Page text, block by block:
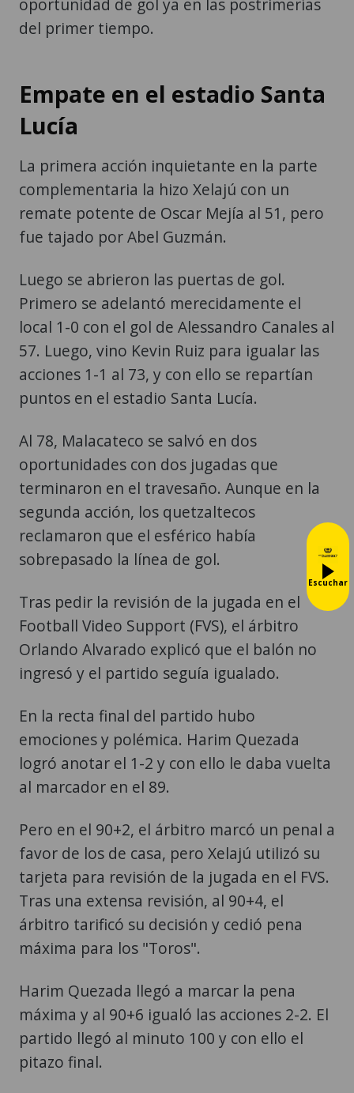
oportunidad de gol ya en las postrimerías
del primer tiempo.
Empate en el estadio Santa
Lucía
La primera acción inquietante en la parte
complementaria la hizo Xelajú con un
remate potente de Oscar Mejía al 51, pero
fue tajado por Abel Guzmán.
Luego se abrieron las puertas de gol.
Primero se adelantó merecidamente el
local 1-0 con el gol de Alessandro Canales al
57. Luego, vino Kevin Ruiz para igualar las
acciones 1-1 al 73, y con ello se repartían
puntos en el estadio Santa Lucía.
Al 78, Malacateco se salvó en dos
oportunidades con dos jugadas que
terminaron en el travesaño. Aunque en la
segunda acción, los quetzaltecos
reclamaron que el esférico había
sobrepasado la línea de gol.
Tras pedir la revisión de la jugada en el
Football Video Support (FVS), el árbitro
Orlando Alvarado explicó que el balón no
ingresó y el partido seguía igualado.
En la recta final del partido hubo
emociones y polémica. Harim Quezada
logró anotar el 1-2 y con ello le daba vuelta
al marcador en el 89.
Pero en el 90+2, el árbitro marcó un penal a
favor de los de casa, pero Xelajú utilizó su
tarjeta para revisión de la jugada en el FVS.
Tras una extensa revisión, al 90+4, el
árbitro tarificó su decisión y cedió pena
máxima para los "Toros".
Harim Quezada llegó a marcar la pena
máxima y al 90+6 igualó las acciones 2-2. El
partido llegó al minuto 100 y con ello el
pitazo final.
Escuchar